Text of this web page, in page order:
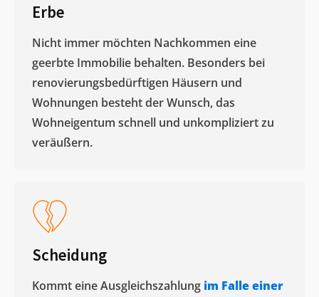
Erbe
Nicht immer möchten Nachkommen eine
geerbte Immobilie behalten. Besonders bei
renovierungsbedürftigen Häusern und
Wohnungen besteht der Wunsch, das
Wohneigentum schnell und unkompliziert zu
veräußern. ​
Scheidung
Kommt eine Ausgleichszahlung im Falle einer